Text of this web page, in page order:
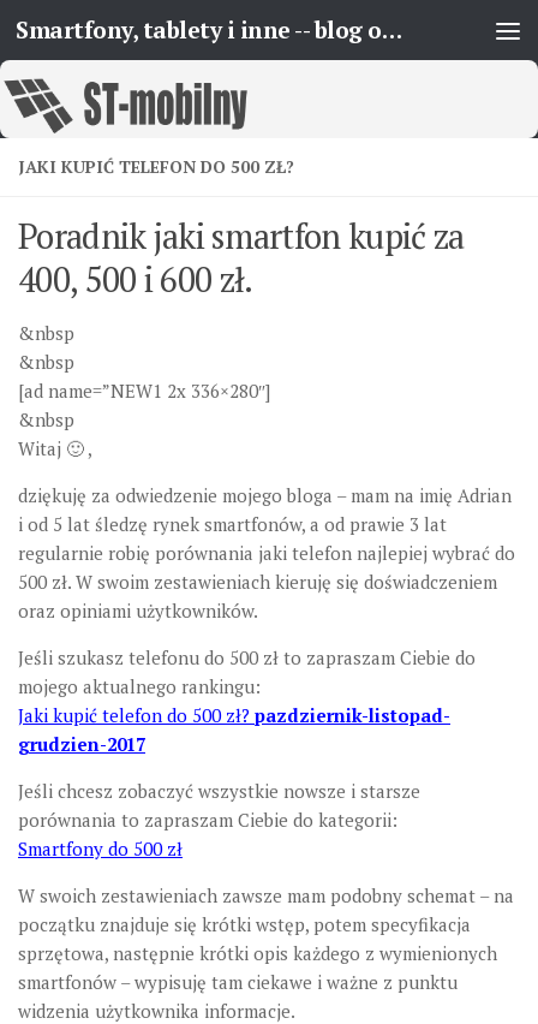
Skip to content Smartfony, tablety i inne -- blog o urządzeniach mobilnych
JAKI KUPIĆ TELEFON DO 500 ZŁ?
Poradnik jaki smartfon kupić za
400, 500 i 600 zł.
&nbsp
&nbsp
[ad name=”NEW1 2x 336×280″]
&nbsp
Witaj 🙂 ,
dziękuję za odwiedzenie mojego bloga – mam na imię Adrian
i od 5 lat śledzę rynek smartfonów, a od prawie 3 lat
regularnie robię porównania jaki telefon najlepiej wybrać do
500 zł. W swoim zestawieniach kieruję się doświadczeniem
oraz opiniami użytkowników.
Jeśli szukasz telefonu do 500 zł to zapraszam Ciebie do
mojego aktualnego rankingu:
Jaki kupić telefon do 500 zł? pazdziernik-listopad-
grudzien-2017
Jeśli chcesz zobaczyć wszystkie nowsze i starsze
porównania to zapraszam Ciebie do kategorii:
Smartfony do 500 zł
W swoich zestawieniach zawsze mam podobny schemat – na
początku znajduje się krótki wstęp, potem specyfikacja
sprzętowa, następnie krótki opis każdego z wymienionych
smartfonów – wypisuję tam ciekawe i ważne z punktu
widzenia użytkownika informacje.